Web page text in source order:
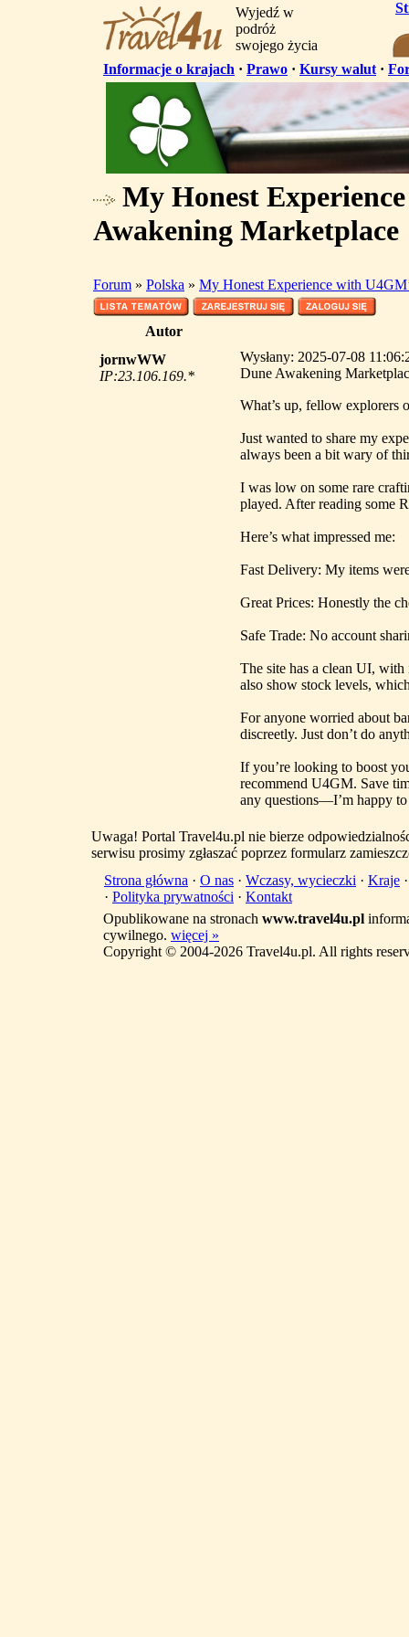
Wyjedź w
podróż
swojego życia
Informacje o krajach · Prawo · Kursy walut ·
My Honest
Awakening Marketplace
Forum » Polska » My Honest Experience with
Autor
jornwWW
IP:23.106.169.*
Wysłany: 2025-07-08
Dune Awakening
What’s up, fellow explorers
Just wanted to share my
always been a bit wary of
I was low on some rare
played. After reading some
Here’s what impressed me:
Fast Delivery: My items
Great Prices: Honestly the
Safe Trade: No account
The site has a clean UI,
also show stock levels,
For anyone worried about
discreetly. Just don’t do
If you’re looking to boost
recommend U4GM. Save
any questions—I’m happy
Uwaga! Portal Travel4u.pl nie bierze
serwisu prosimy zgłaszać poprzez formularz
Strona główna · O nas · Wczasy, wycieczki · Kraje
· Polityka prywatności · Kontakt
Opublikowane na stronach www.travel4u.pl
cywilnego. więcej »
Copyright © 2004-2026 Travel4u.pl. All rights